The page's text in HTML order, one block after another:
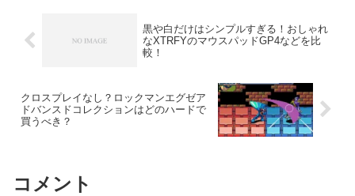
黒や白だけはシンプルすぎる！おしゃれ
なXTRFYのマウスパッドGP4などを比
較！
クロスプレイなし？ロックマンエグゼア
ドバンスドコレクションはどのハードで
買うべき？
コメント